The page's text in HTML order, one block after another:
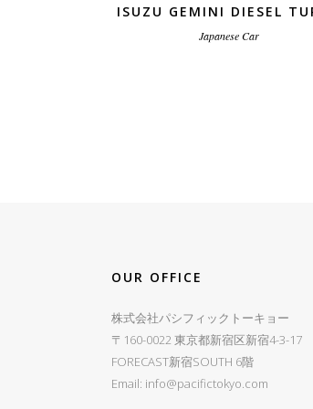
ISUZU GEMINI DIESEL
Japanese Car
OUR OFFICE
株式会社パシフィックトーキョー
〒160-0022 東京都新宿区新宿4-3-17
FORECAST新宿SOUTH 6階
Email: info@pacifictokyo.com